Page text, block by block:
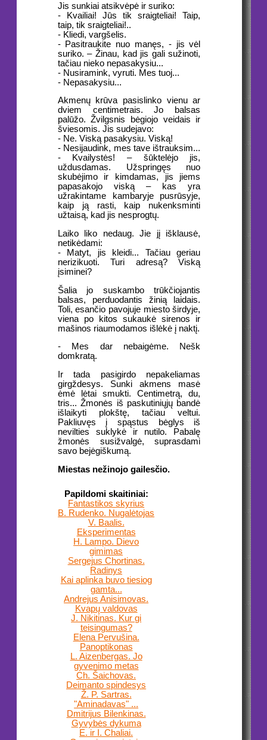
Jis sunkiai atsikvėpė ir suriko:
- Kvailiai! Jūs tik sraigteliai! Taip,
taip, tik sraigteliai!..
- Kliedi, vargšelis.
- Pasitraukite nuo manęs, - jis vėl
suriko. – Žinau, kad jis gali sužinoti,
tačiau nieko nepasakysiu...
- Nusiramink, vyruti. Mes tuoj...
- Nepasakysiu...
Akmenų krūva pasislinko vienu ar
dviem centimetrais. Jo balsas
palūžo. Žvilgsnis bėgiojo veidais ir
šviesomis. Jis sudejavo:
- Ne. Viską pasakysiu. Viską!
- Nesijaudink, mes tave ištrauksim...
- Kvailystės! – šūktelėjo jis,
uždusdamas. Užspringęs nuo
skubėjimo ir kimdamas, jis jiems
papasakojo viską – kas yra
užrakintame kambaryje pusrūsyje,
kaip ją rasti, kaip nukenksminti
užtaisą, kad jis nesprogtų.
Laiko liko nedaug. Jie jį išklausė,
netikėdami:
- Matyt, jis kleidi... Tačiau geriau
nerizikuoti. Turi adresą? Viską
įsiminei?
Šalia jo suskambo trūkčiojantis
balsas, perduodantis žinią laidais.
Toli, esančio pavojuje miesto širdyje,
viena po kitos sukaukė sirenos ir
mašinos riaumodamos išlėkė į naktį.
- Mes dar nebaigėme. Nešk
domkratą.
Ir tada pasigirdo nepakeliamas
girgždesys. Sunki akmens masė
ėmė lėtai smukti. Centimetrą, du,
tris... Žmonės iš paskutiniųjų bandė
išlaikyti plokštę, tačiau veltui.
Pakliuvęs į spąstus bėglys iš
nevilties suklykė ir nutilo. Pabalę
žmonės susižvalgė, suprasdami
savo bejėgiškumą.
Miestas nežinojo gailesčio.
Papildomi skaitiniai:
Fantastikos skyrius
B. Rudenko. Nugalėtojas
V. Baalis.
Eksperimentas
H. Lampo. Dievo
gimimas
Sergejus Chortinas.
Radinys
Kai aplinka buvo tiesiog
gamta...
Andrejus Anisimovas.
Kvapų valdovas
J. Nikitinas. Kur gi
teisingumas?
Elena Pervušina.
Panoptikonas
L. Aizenbergas. Jo
gyvenimo metas
Ch. Šaichovas.
Deimanto spindesys
Ž. P. Sartras.
"Aminadavas" ...
Dmitrijus Bilenkinas.
Gyvybės dykuma
E. ir I. Chaliai.